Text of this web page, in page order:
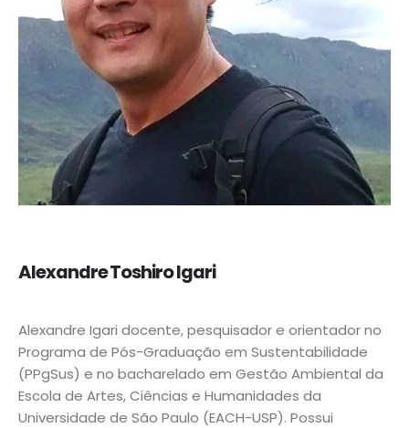
Alexandre Toshiro Igari
Alexandre Igari docente, pesquisador e orientador no
Programa de Pós-Graduação em Sustentabilidade
(PPgSus) e no bacharelado em Gestão Ambiental da
Escola de Artes, Ciências e Humanidades da
Universidade de São Paulo (EACH-USP). Possui